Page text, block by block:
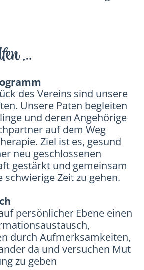
…
des Vereins sind unsere
Unsere Paten begleiten
und deren Angehörige
auf dem Weg
Ziel ist es, gesund
neu geschlossenen
gestärkt und gemeinsam
schwierige Zeit zu gehen.
persönlicher Ebene einen
durch Aufmerksamkeiten,
da und versuchen Mut
zu geben